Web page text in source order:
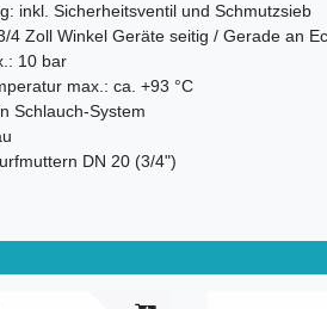
inkl. Sicherheitsventil und Schmutzsieb
4 Zoll Winkel Geräte seitig / Gerade an
10 bar
max.: ca. +93 °C
Schlauch-System
DN 20 (3/4")